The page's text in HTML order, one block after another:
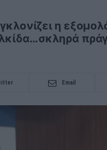
η
Email